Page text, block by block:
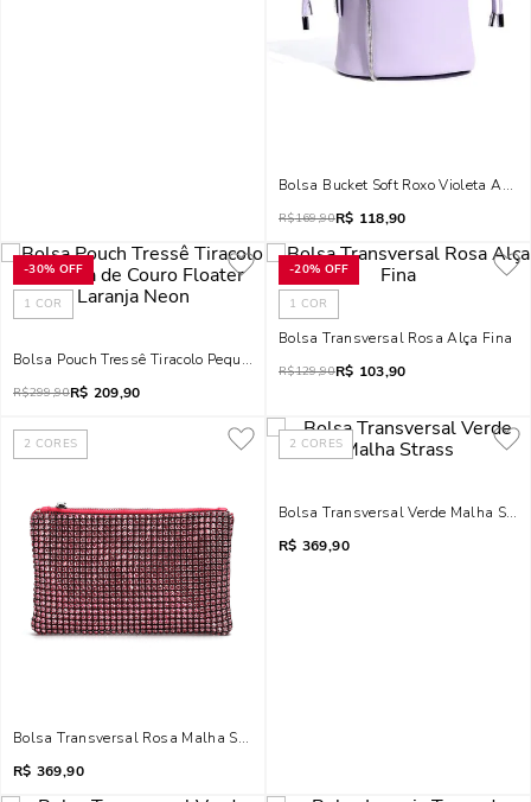
Bolsa Bucket Soft Roxo Violeta Alça
R$169,90R$ 118,90
-30% OFF
1 COR
Bolsa Pouch Tressê Tiracolo Pequena De Couro Floater Laranja Neon
R$299,90R$ 209,90
-20% OFF
1 COR
Bolsa Transversal Rosa Alça Fina
R$129,90R$ 103,90
2 CORES
Bolsa Transversal Rosa Malha Strass
R$ 369,90
2 CORES
Bolsa Transversal Verde Malha
R$ 369,90